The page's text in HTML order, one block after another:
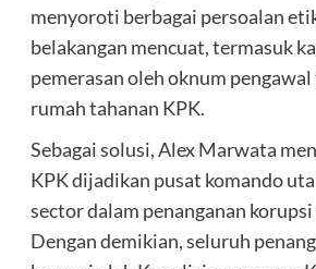
menyoroti berbagai persoalan
belakangan mencuat, termasuk
pemerasan oleh oknum
rumah tahanan KPK.
Sebagai solusi, Alex Marwata
KPK dijadikan pusat komando
sector dalam penanganan
Dengan demikian, seluruh